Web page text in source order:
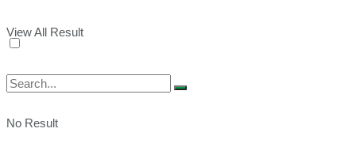
View All Result
No Result